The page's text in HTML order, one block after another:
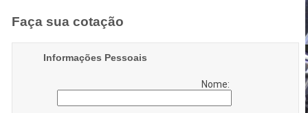
Faça sua cotação
Informações Pessoais
Nome: